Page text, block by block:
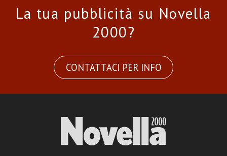
La tua pubblicità su Novella
2000?
CONTATTACI PER INFO